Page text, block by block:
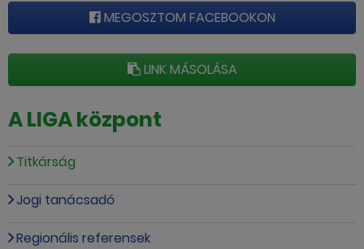
MEGOSZTOM FACEBOOKON
LINK MÁSOLÁSA
A LIGA központ
Titkárság
Jogi tanácsadó
Regionális referensek